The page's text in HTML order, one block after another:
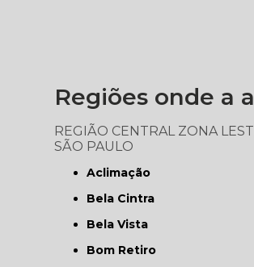
Regiões onde a
REGIÃO CENTRAL ZONA
SÃO PAULO
Aclimação
Bela Cintra
Bela Vista
Bom Retiro